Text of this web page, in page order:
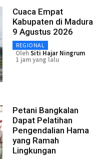
Cuaca Empat
Kabupaten di Madura
9 Agustus 2026
REGIONAL
OlehSiti Hajar Ningrum
1 jam yang lalu
Petani Bangkalan
Dapat Pelatihan
Pengendalian Hama
yang Ramah
Lingkungan